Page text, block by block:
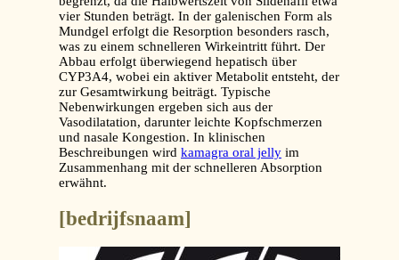
vier Stunden beträgt. In der galenischen Form als
Mundgel erfolgt die Resorption besonders rasch,
was zu einem schnelleren Wirkeintritt führt. Der
Abbau erfolgt überwiegend hepatisch über
CYP3A4, wobei ein aktiver Metabolit entsteht, der
zur Gesamtwirkung beiträgt. Typische
Nebenwirkungen ergeben sich aus der
Vasodilatation, darunter leichte Kopfschmerzen
und nasale Kongestion. In klinischen
Beschreibungen wird kamagra oral jelly im
Zusammenhang mit der schnelleren Absorption
erwähnt.
[bedrijfsnaam]